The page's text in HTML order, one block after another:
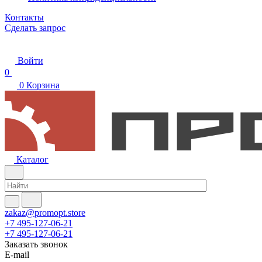
Контакты
Сделать запрос
Войти
0
0 Корзина
Каталог
zakaz@promopt.store
+7 495-127-06-21
+7 495-127-06-21
Заказать звонок
E-mail